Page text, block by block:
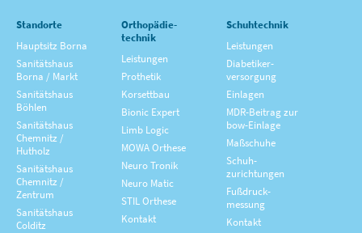
Standorte
Hauptsitz Borna
Sanitätshaus
Borna / Markt
Sanitätshaus
Böhlen
Sanitätshaus
Chemnitz /
Hutholz
Sanitätshaus
Chemnitz /
Zentrum
Sanitätshaus
Colditz
Orthopädie­
technik
Leistungen
Prothetik
Korsettbau
Bionic Expert
Limb Logic
MOWA Orthese
Neuro Tronik
Neuro Matic
STIL Orthese
Kontakt
Schuhtechnik
Leistungen
Diabetiker­
versorgung
Einlagen
MDR-Beitrag zur
bow-Einlage
Maßschuhe
Schuh­
zurichtungen
Fußdruck­
messung
Kontakt